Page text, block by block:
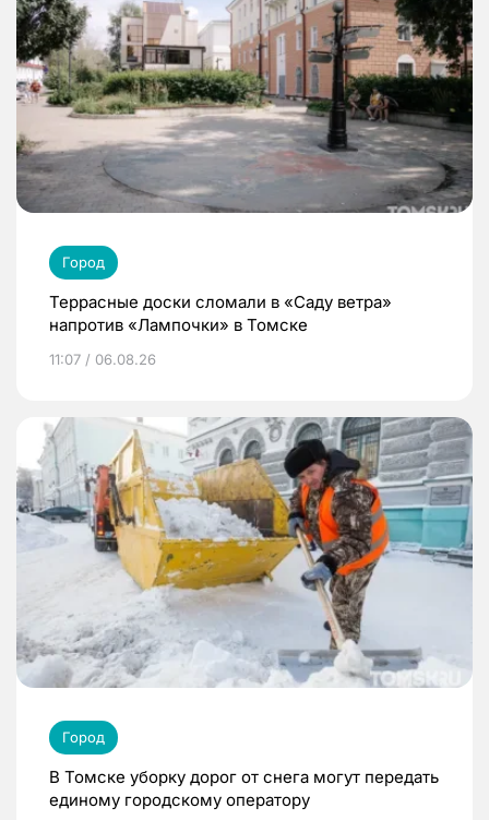
Город
Террасные доски сломали в «Саду ветра»
напротив «Лампочки» в Томске
11:07 / 06.08.26
Город
В Томске уборку дорог от снега могут передать
единому городскому оператору